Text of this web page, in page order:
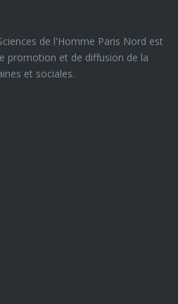
de l'Homme Paris Nord est
promotion et de diffusion de la
et sociales.